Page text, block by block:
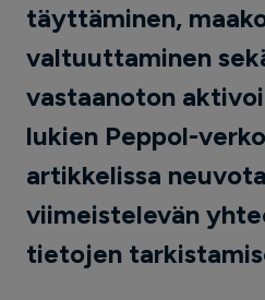
täyttäminen,
valtuuttaminen
vastaanoton
lukien Peppol-
artikkelissa
viimeistelevän
tietojen